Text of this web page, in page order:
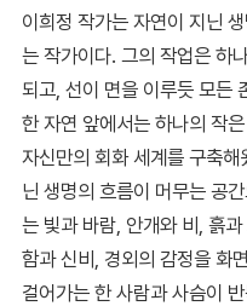
이희정 작가는 자연이 지닌
는 작가이다. 그의 작업은 하
되고, 선이 면을 이루듯 모든
한 자연 앞에서는 하나의 작
자신만의 회화 세계를 구축
닌 생명의 흐름이 머무는 공
는 빛과 바람, 안개와 비, 흙
함과 신비, 경외의 감정을 화
걸어가는 한 사람과 사슴이